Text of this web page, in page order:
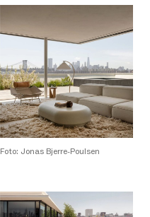
Foto: Jonas Bjerre-Poulsen